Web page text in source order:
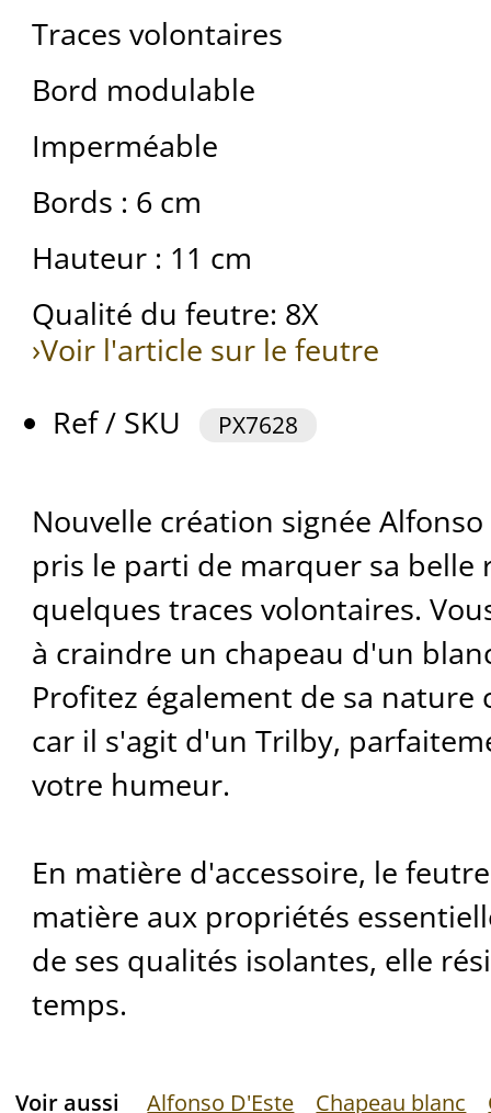
Traces volontaires
Bord modulable
Imperméable
Bords : 6 cm
Hauteur : 11 cm
Qualité du feutre: 8X
›Voir l'article sur le feutre
Ref / SKU
PX7628
Nouvelle création signée
pris le parti de marquer sa belle
quelques traces volontaires.
à craindre un chapeau d'un
Profitez également de sa nature
car il s'agit d'un Trilby,
votre humeur.
En matière d'accessoire, le
matière aux propriétés
de ses qualités isolantes, elle
temps.
Voir aussi Alfonso D'Este Chapeau blanc